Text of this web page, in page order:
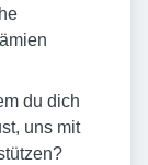
du dich
uns mit